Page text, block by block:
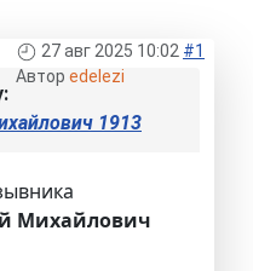
27 авг 2025 10:02 #1
Автор edelezi
1913
Михайлович